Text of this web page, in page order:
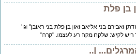
פלת
בני אליאב ואון בן פלת בני ראובן" וגו'
לקיש: שלקח מקח רע לעצמו. "קרח"
|..